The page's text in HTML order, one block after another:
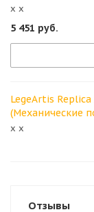
x x
5 451 руб.
LegeArtis Replica
(Механические
x x
Отзывы